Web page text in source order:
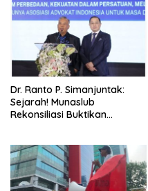
Perampasan Hak Ekonomi
Rakyat
Dr. Ranto P. Simanjuntak:
Sejarah! Munaslub
Rekonsiliasi Buktikan